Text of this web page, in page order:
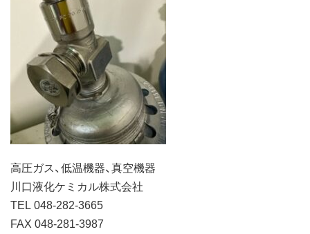
高圧ガス、低温機器、真空機器
川口液化ケミカル株式会社
TEL 048-282-3665
FAX 048-281-3987